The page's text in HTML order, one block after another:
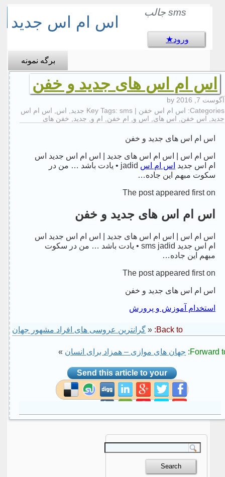
اس ام اس جدید
sms جالب
ورود
برگه نمونه
اس ام اس های جدید و خفن
آگوست 7, 2016
by
Categories:
اس ام اس خفن | Key Tags: sms جدید , اس, اس ام اس
جدید, اس خفن, اس های, اس و, ام خفن, ام و, جدید, خفن های
اس ام اس های جدید و خفن
اس ام اس | اس ام اس های جدید | اس ام اس جدید اس
ام اس جدید اس ام اس
jadid • یادت باشد … من در
سکوت مبهم این جاده…
The post appeared first on
اس ام اس های جدید و خفن
اس ام اس | اس ام اس های جدید | اس ام اس جدید اس
ام اس جدید sms jadid • یادت باشد … من در سکوت
مبهم این جاده…
The post appeared first on
اس ام اس های جدید و خفن
استخدام آموزش و پرورش
Back to:
« گرانترین عروسی های افراد مشهور جهان
Forward جهان های موازی – همزاد برای انسان »
Send this article to your
social site